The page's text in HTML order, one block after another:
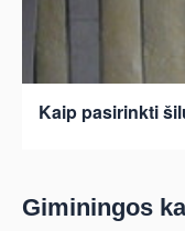
Kaip pasirinkti
Giminingos